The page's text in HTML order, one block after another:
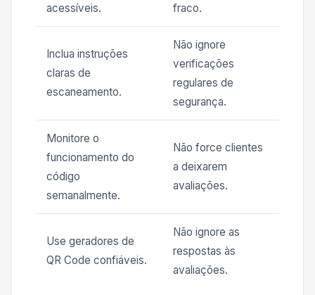
acessíveis.
fraco.
Inclua instruções
claras de
escaneamento.
Não ignore
verificações
regulares de
segurança.
Monitore o
funcionamento do
código
semanalmente.
Não force clientes
a deixarem
avaliações.
Use geradores de
QR Code confiáveis.
Não ignore as
respostas às
avaliações.